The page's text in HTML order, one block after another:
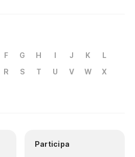
F G H I J K
L
R S T U V W
X
Participa